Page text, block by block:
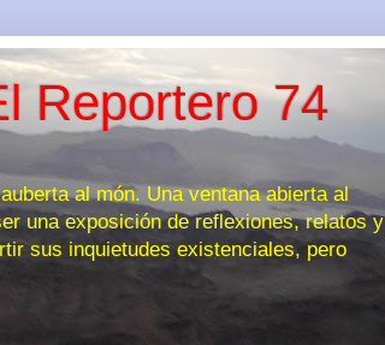
Reportero 74
al món. Una ventana abierta al
una exposición de reflexiones, relatos y
sus inquietudes existenciales, pero